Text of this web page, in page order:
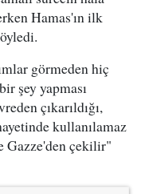
Hamas'ın ilk
görmeden hiç
şey yapması
çıkarıldığı,
kullanılamaz
Gazze'den çekilir"